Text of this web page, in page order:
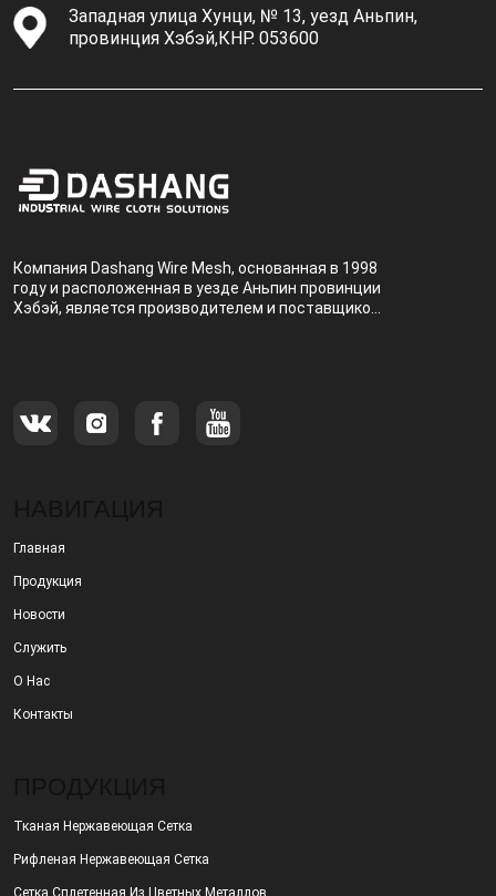
Западная улица Хунци, № 13, уезд Аньпин,
провинция Хэбэй,КНР. 053600
Компания Dashang Wire Mesh, основанная в 1998
году и расположенная в уезде Аньпин провинции
Хэбэй, является производителем и поставщиком,
Главная
Продукция
Новости
Служить
О Нас
Контакты
Тканая Нержавеющая Сетка
Рифленая Нержавеющая Сетка